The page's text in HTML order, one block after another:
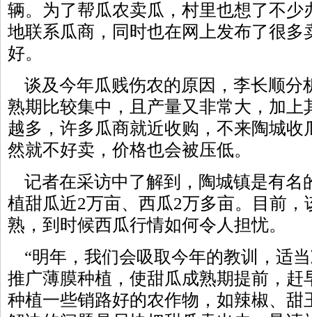
辆。为了帮瓜农卖瓜，村里也想了不少
地联系瓜商，同时也在网上发布了很多
好。
谈及今年瓜贱伤农的原因，李长顺分
熟期比较集中，且产量又非常大，加上
越多，许多瓜商就近收购，不来陶城收
然就不好卖，价格也会被压低。
记者在采访中了解到，陶城镇是有名
植甜瓜近2万亩、西瓜2万多亩。目前
熟，到时候西瓜行情如何令人担忧。
“明年，我们会吸取今年的教训，适
推广薄膜种植，使甜瓜成熟期提前，赶
种植一些销路好的农作物，如辣椒、甜